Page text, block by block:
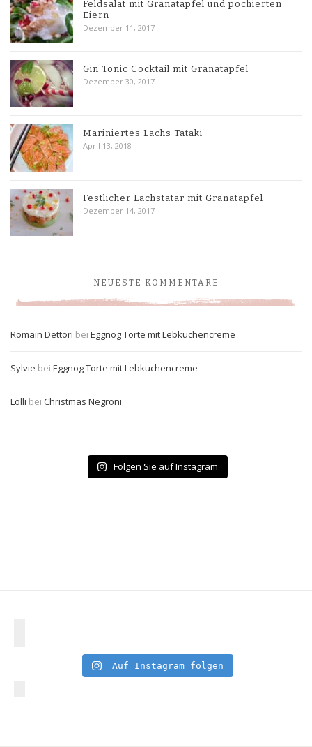
Feldsalat mit Granatapfel und pochierten
Eiern
Dezember 11, 2017
Gin Tonic Cocktail mit Granatapfel
Dezember 30, 2017
Mariniertes Lachs Tataki
April 13, 2018
Festlicher Lachstatar mit Granatapfel
Dezember 14, 2017
NEUESTE KOMMENTARE
Romain Dettori bei Eggnog Torte mit Lebkuchencreme
Sylvie bei Eggnog Torte mit Lebkuchencreme
Lölli bei Christmas Negroni
Folgen Sie auf Instagram
Auf Instagram folgen